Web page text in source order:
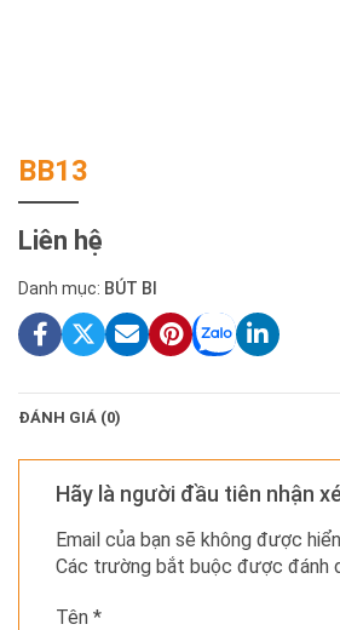
BB13
Liên hệ
Danh mục: BÚT BI
ĐÁNH GIÁ (0)
Hãy là người đầu tiên nhận
Email của bạn sẽ không được
Các trường bắt buộc được đánh
Tên *